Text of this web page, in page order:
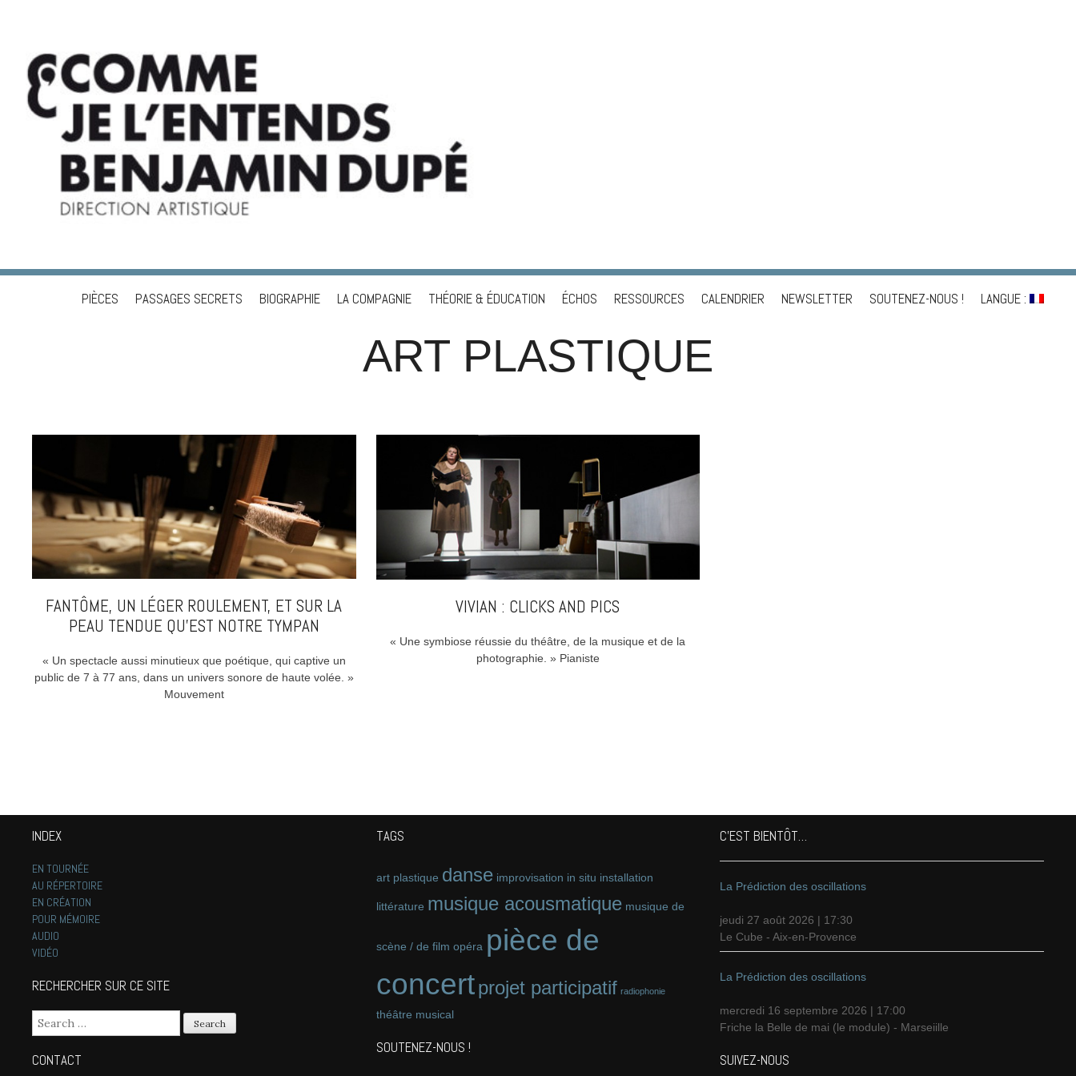
BENJAMIN DUPÉ
Skip to content
PIÈCES PASSAGES SECRETS BIOGRAPHIE LA COMPAGNIE THÉORIE & ÉDUCATION ÉCHOS RESSOURCES CALENDRIER NEWSLETTER SOUTENEZ-NOUS ! LANGUE :
ART PLASTIQUE
FANTÔME, UN LÉGER ROULEMENT, ET SUR LA
PEAU TENDUE QU’EST NOTRE TYMPAN
« Un spectacle aussi minutieux que poétique, qui captive un
public de 7 à 77 ans, dans un univers sonore de haute volée. »
Mouvement
VIVIAN : CLICKS AND PICS
« Une symbiose réussie du théâtre, de la musique et de la
photographie. » Pianiste
INDEX
EN TOURNÉE
AU RÉPERTOIRE
EN CRÉATION
POUR MÉMOIRE
AUDIO
VIDÉO
RECHERCHER SUR CE SITE
Search for:
CONTACT
TAGS
art plastique danse improvisation in situ installation
littérature musique acousmatique musique de
scène / de film opéra pièce de
concertprojet participatif radiophonie
théâtre musical
SOUTENEZ-NOUS !
C’EST BIENTÔT…
La Prédiction des oscillations
jeudi 27 août 2026 | 17:30
Le Cube - Aix-en-Provence
La Prédiction des oscillations
mercredi 16 septembre 2026 | 17:00
Friche la Belle de mai (le module) - Marseiille
SUIVEZ-NOUS